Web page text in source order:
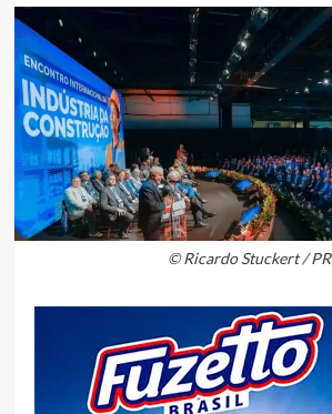
© Ricardo Stuckert / PR